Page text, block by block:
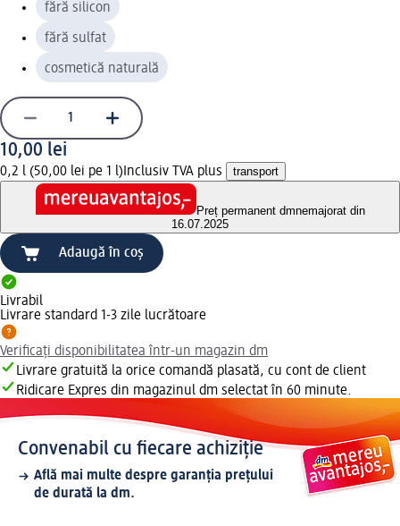
fără silicon
fără sulfat
cosmetică naturală
10,00 lei
0,2 l (50,00 lei pe 1 l) Inclusiv TVA plus transport
Preț permanent dmnemajorat din
16.07.2025
Adaugă în coș
Livrabil
Livrare standard 1-3 zile lucrătoare
Verificați disponibilitatea într-un magazin dm
Livrare gratuită la orice comandă plasată, cu cont de client
Ridicare Expres din magazinul dm selectat în 60 minute.
Convenabil cu fiecare achiziție
Află mai multe despre garanția prețului
de durată la dm.